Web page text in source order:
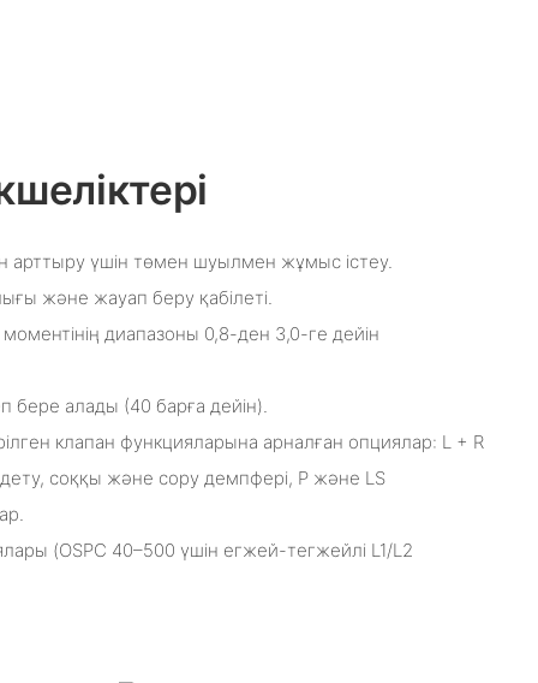
үшін төмен шуылмен жұмыс істеу.
және жауап беру қабілеті.
диапазоны 0,8-ден 3,0-ге дейін
бере алады (40 барға дейін).
клапан функцияларына арналған опциялар: L + R
соққы және сору демпфері, P және LS
(OSPC 40–500 үшін егжей-тегжейлі L1/L2